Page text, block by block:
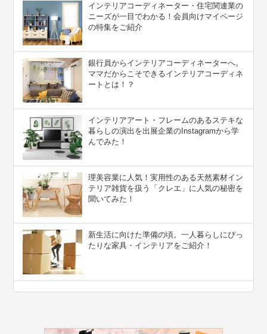
インテリアコーディネーター・住宅関連業の
ニーズが一目でわかる！会員向けマイページ
の特集をご紹介
銀行員からインテリアコーディネーターへ。
ママだからこそできるインテリアコーディネ
ートとは！？
インテリアアート・フレームのあるステキな
暮らしの演出を出展企業のInstagramから学
んでみた！
理美容業に人気！実用性のある天然素材イン
テリア雑貨を扱う「クレエ」に人気の秘密を
聞いてみた！
新生活に向けた準備の頃。一人暮らしにぴっ
たりな家具・インテリアをご紹介！